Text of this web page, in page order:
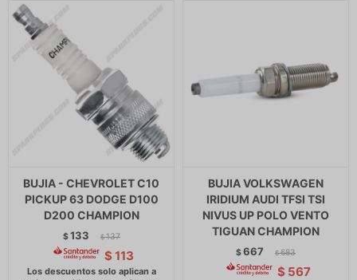
BUJIA - CHEVROLET C10
PICKUP 63 DODGE D100
D200 CHAMPION
$133 $ 137
$ 113
BUJIA VOLKSWAGEN
IRIDIUM AUDI TFSI TSI
NIVUS UP POLO VENTO
TIGUAN CHAMPION
$667 $ 683
$ 567